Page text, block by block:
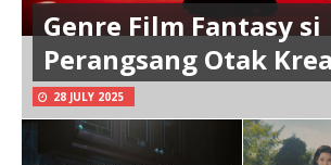
Genre Film Fantasy si
Perangsang Otak
28 JULY 2025